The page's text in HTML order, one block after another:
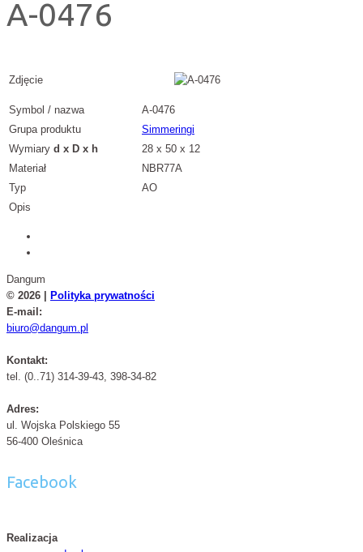
A-0476
Zdjęcie
Symbol / nazwa
A-0476
Grupa produktu
Simmeringi
Wymiary d x D x h
28 x 50 x 12
Materiał
NBR77A
Typ
AO
Opis
Dangum
© 2026 |
Polityka prywatności
E-mail:
biuro@dangum.pl
Kontakt:
tel. (0..71) 314-39-43, 398-34-82
Adres:
ul. Wojska Polskiego 55
56-400 Oleśnica
Facebook
Realizacja